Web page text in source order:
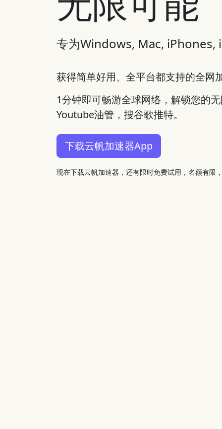
专为Windows, Mac, iPhones,
获得简单好用、全平台都支持的全网
1分钟即可畅游全球网络，解锁您的
Youtube油管，搜谷歌推特。
下载云帆加速器App
现在下载云帆加速器，还有限时免费试用，名额有限